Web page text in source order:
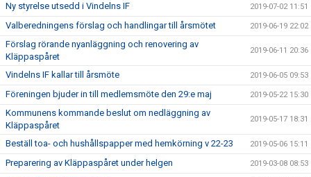
Ny styrelse utsedd i Vindelns IF 2019-07-02 11:51
Valberedningens förslag och handlingar till årsmötet 2019-06-19 22:02
Förslag rörande nyanläggning och renovering av
Kläppaspåret
2019-06-11 20:36
Vindelns IF kallar till årsmöte 2019-06-05 09:53
Föreningen bjuder in till medlemsmöte den 29:e maj 2019-05-22 15:30
Kommunens kommande beslut om nedläggning av
Kläppaspåret
2019-05-17 18:31
Beställ toa- och hushållspapper med hemkörning v 22-23 2019-05-06 15:11
Preparering av Kläppaspåret under helgen 2019-03-08 08:53